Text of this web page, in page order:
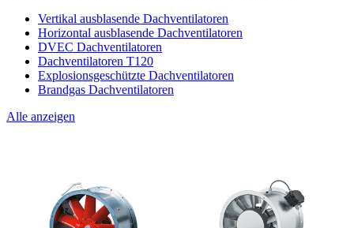
Vertikal ausblasende Dachventilatoren
Horizontal ausblasende Dachventilatoren
DVEC Dachventilatoren
Dachventilatoren T120
Explosionsgeschützte Dachventilatoren
Brandgas Dachventilatoren
Alle anzeigen